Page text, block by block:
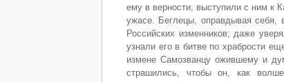
ему в верности, выступили с ним к
ужасе. Беглецы, оправдывая себя,
Российских изменников; даже
узнали его в битве по храбрости
измене Самозванцу ожившему и
страшились, чтобы он, как